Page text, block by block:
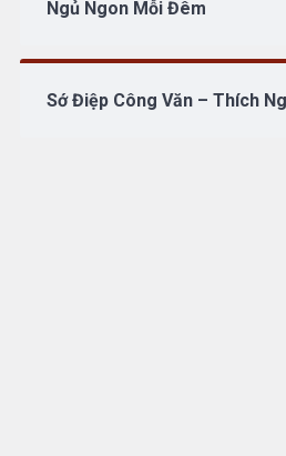
Ngủ Ngon Mỗi Đêm
Sớ Điệp Công Văn – Thích